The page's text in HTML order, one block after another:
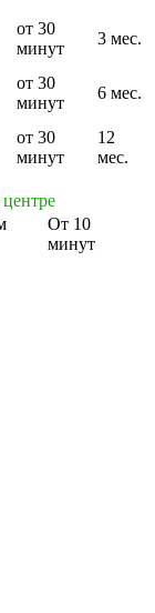
от 30
минут
3 мес.
от 30
минут
6 мес.
от 30
минут
12
мес.
От 10
минут